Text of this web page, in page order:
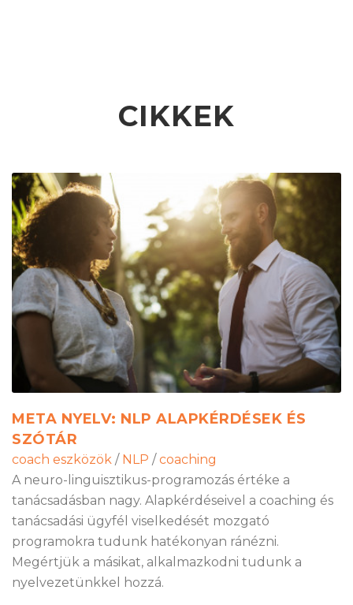
CIKKEK
META NYELV: NLP ALAPKÉRDÉSEK ÉS
SZÓTÁR
coach eszközök / NLP / coaching
A neuro-linguisztikus-programozás értéke a
tanácsadásban nagy. Alapkérdéseivel a coaching és
tanácsadási ügyfél viselkedését mozgató
programokra tudunk hatékonyan ránézni.
Megértjük a másikat, alkalmazkodni tudunk a
nyelvezetünkkel hozzá.